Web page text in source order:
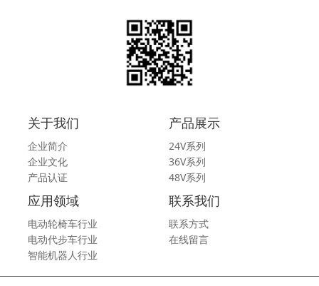
关于我们
企业简介
企业文化
产品认证
产品展示
24V系列
36V系列
48V系列
应用领域
电动轮椅车行业
电动代步车行业
智能机器人行业
联系我们
联系方式
在线留言